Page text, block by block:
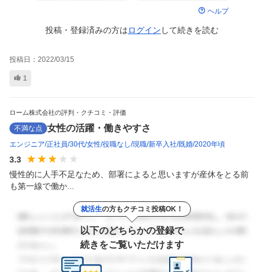
ヘルプ
投稿・登録済みの方はログイン して続きを読む
投稿日： 2022/03/15
1
ローム株式会社の評判・クチコミ・評価
不満な点 女性の活躍・働きやすさ
エンジニア 正社員 30代 女性 役職なし 現職 新卒入社 既婚 2020年頃
3.3
慢性的に人手不足なため、部署によると思いますが産休をとる前
も第一線で働か...
就活生の方もクチコミ投稿OK！
以下のどちらかの登録で
続きをご覧いただけます